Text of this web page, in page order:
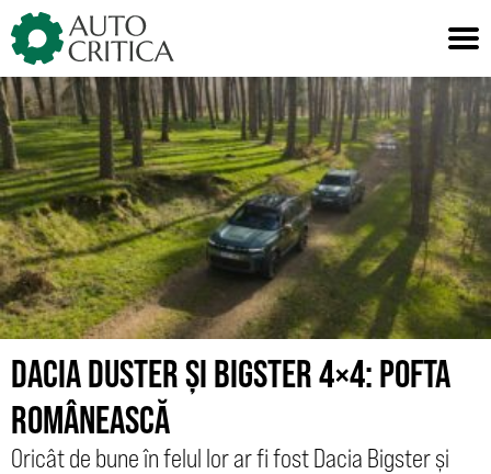
Skip
to
content
DACIA DUSTER ȘI BIGSTER 4×4: POFTA
ROMÂNEASCĂ
Oricât de bune în felul lor ar fi fost Dacia Bigster și